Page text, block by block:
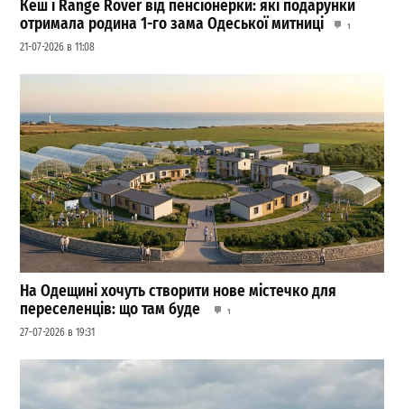
Кеш і Range Rover від пенсіонерки: які подарунки
отримала родина 1-го зама Одеської митниці
1
21-07-2026 в 11:08
На Одещині хочуть створити нове містечко для
переселенців: що там буде
1
27-07-2026 в 19:31